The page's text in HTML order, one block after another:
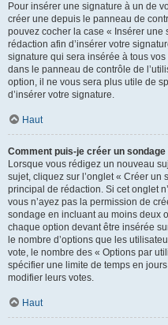
Pour insérer une signature à un de
créer une depuis le panneau de
pouvez cocher la case « Insérer
rédaction afin d’insérer votre
signature qui sera insérée à tous
dans le panneau de contrôle de
option, il ne vous sera plus utile de
d’insérer votre signature.
Haut
Comment puis-je créer un sondage
Lorsque vous rédigez un nouveau
sujet, cliquez sur l’onglet « Créer
principal de rédaction. Si cet onglet
vous n’ayez pas la permission de
sondage en incluant au moins deux
chaque option devant être insérée
le nombre d’options que les
vote, le nombre des « Options par
spécifier une limite de temps en
modifier leurs votes.
Haut